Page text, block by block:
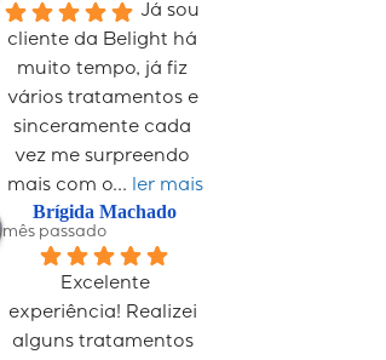
Já sou
cliente da Belight há
muito tempo, já fiz
vários tratamentos e
sinceramente cada
vez me surpreendo
mais com o... ler mais
Brígida Machado
mês passado
Excelente
experiência! Realizei
alguns tratamentos